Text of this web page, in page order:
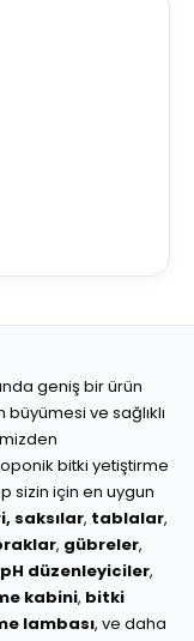
geniş bir ürün
ve sağlıklı
bitki yetiştirme
sizin için en uygun
saksılar, tablalar,
, gübreler,
pH düzenleyiciler,
kabini, bitki
lambası, ve daha